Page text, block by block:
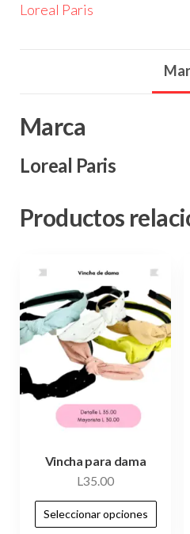
Loreal Paris
Marca
Loreal Paris
Productos
Vincha para dama
L35.00
Seleccionar opciones